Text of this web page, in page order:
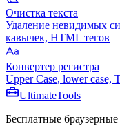
Очистка текста
Удаление невидимых
кавычек, HTML тегов
Конвертер регистра
Upper Case, lower case,
UltimateTools
Бесплатные